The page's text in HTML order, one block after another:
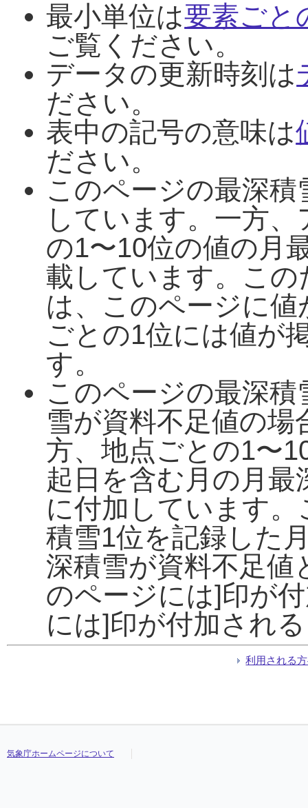
最小単位は要素ごと
ご覧ください。
データの更新時刻は
ださい。
表中の記号の意味は
ださい。
このページの最深
しています。一方
の1〜10位の値の月
載しています。こ
は、このページに
ごとの1位には値が
す。
このページの最深
雪が資料不足値の
方、地点ごとの1〜
起日を含む月の月最
に付加しています
積雪1位を記録した
深積雪が資料不足
のページには]印が
には]印が付加され
利用される
気象庁ホームページについて